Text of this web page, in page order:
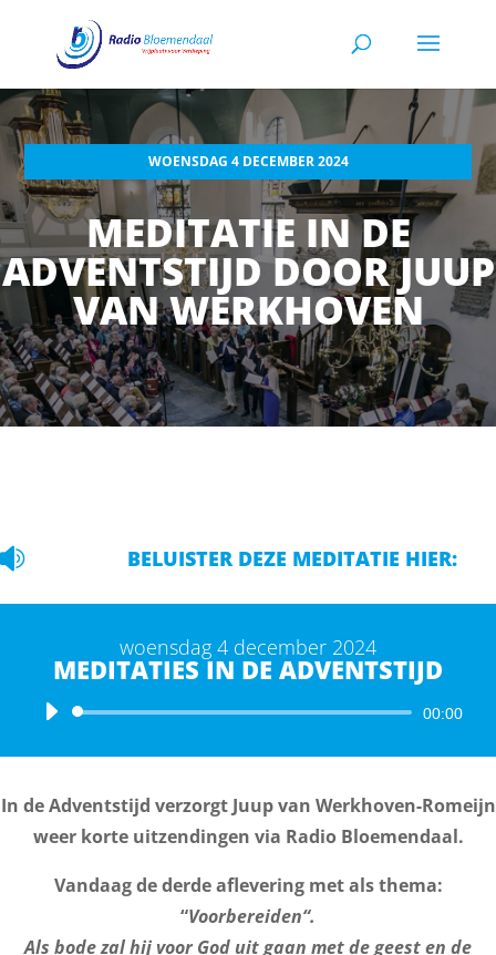
WOENSDAG 4 DECEMBER 2024
MEDITATIE IN DE
ADVENTSTIJD DOOR JUUP
VAN WERKHOVEN
 BELUISTER DEZE MEDITATIE HIER:
woensdag 4 december 2024
MEDITATIES IN DE ADVENTSTIJD
Audiospeler 00:00
In de Adventstijd verzorgt Juup van Werkhoven-Romeijn
weer korte uitzendingen via Radio Bloemendaal.
Vandaag de derde aflevering met als thema:
“Voorbereiden“.
Als bode zal hij voor God uit gaan met de geest en de